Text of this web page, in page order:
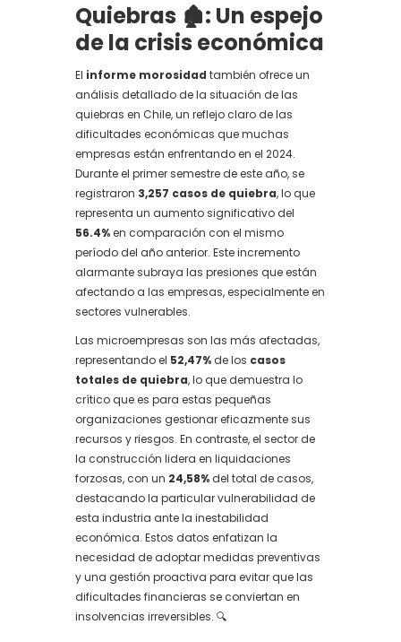
Quiebras 🏚️: Un espejo
de la crisis económica
El informe morosidad también ofrece un
análisis detallado de la situación de las
quiebras en Chile, un reflejo claro de las
dificultades económicas que muchas
empresas están enfrentando en el 2024.
Durante el primer semestre de este año, se
registraron 3,257 casos de quiebra, lo que
representa un aumento significativo del
56.4%en comparación con el mismo
período del año anterior. Este incremento
alarmante subraya las presiones que están
afectando a las empresas, especialmente en
sectores vulnerables.
Las microempresas son las más afectadas,
representando el 52,47%de los casos
totales de quiebra, lo que demuestra lo
crítico que es para estas pequeñas
organizaciones gestionar eficazmente sus
recursos y riesgos. En contraste, el sector de
la construcción lidera en liquidaciones
forzosas, con un 24,58%del total de casos,
destacando la particular vulnerabilidad de
esta industria ante la inestabilidad
económica. Estos datos enfatizan la
necesidad de adoptar medidas preventivas
y una gestión proactiva para evitar que las
dificultades financieras se conviertan en
insolvencias irreversibles. 🔍